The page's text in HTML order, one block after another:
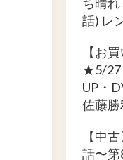
話) レ
【お
★5/27
UP・
佐藤
【中
話〜第